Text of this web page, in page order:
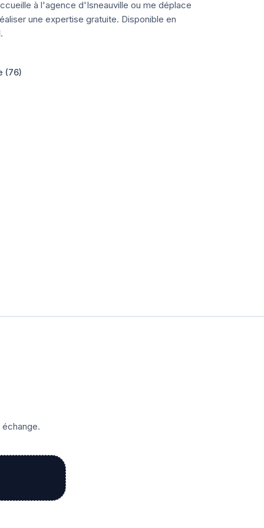
à l'agence d'Isneauville ou me déplace
une expertise gratuite. Disponible en
(76)